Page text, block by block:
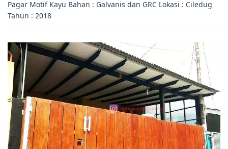
Pagar Motif Kayu Bahan : Galvanis dan GRC Lokasi : Ciledug
Tahun : 2018